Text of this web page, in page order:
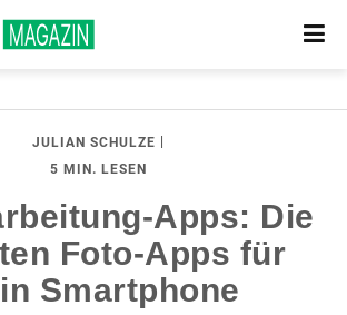
JULIAN SCHULZE
5 MIN. LESEN
Apps: Die
Foto-Apps für
Smartphone